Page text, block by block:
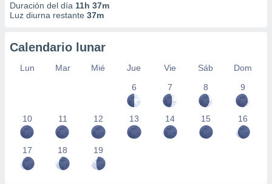
Duración del día 11h 37m
Luz diurna restante 37m
Calendario lunar
Lun Mar Mié Jue Vie Sáb
Dom
6
7 8 9
10 11 12 13 14 15 16
17 18 19